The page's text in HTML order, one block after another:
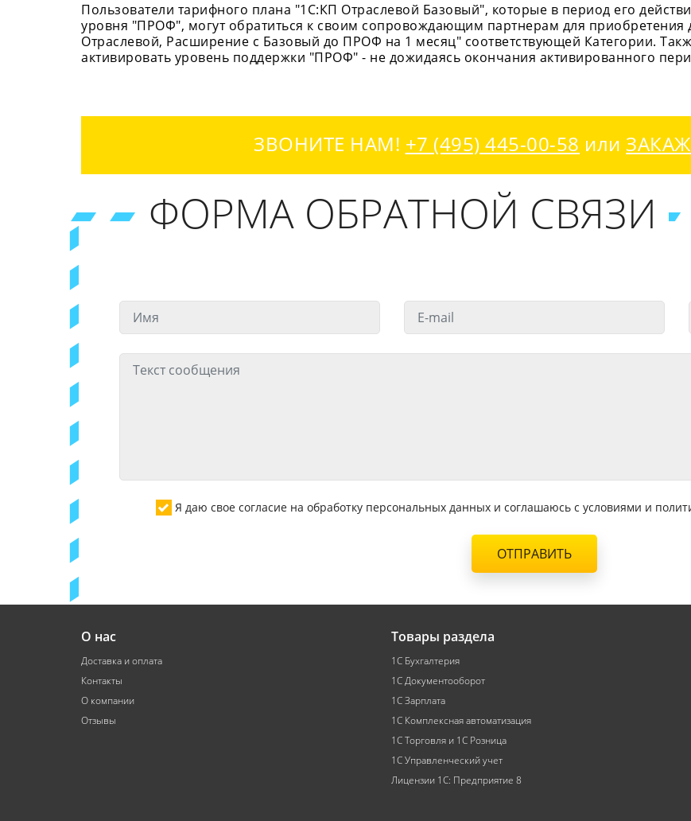
Пользователи тарифного плана "1С:КП Отраслевой Базовый", которые в период его
уровня "ПРОФ", могут обратиться к своим сопровождающим партнерам для
Отраслевой, Расширение с Базовый до ПРОФ на 1 месяц" соответствующей Категории.
активировать уровень поддержки "ПРОФ" - не дожидаясь окончания активированного
ЗВОНИТЕ НАМ! +7 (495) 445-00-58 или
ФОРМА ОБРАТНОЙ СВЯЗИ
Я даю свое согласие на обработку персональных данных и соглашаюсь с условиями и
ОТПРАВИТЬ
О нас
Доставка и оплата
Контакты
О компании
Отзывы
Товары раздела
1С Бухгалтерия
1С Документооборот
1С Зарплата
1С Комплексная автоматизация
1С Торговля и 1С Розница
1С Управленческий учет
Лицензии 1С: Предприятие 8